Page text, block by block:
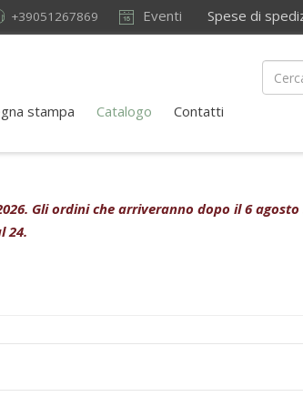
Eventi Spese di
+39051267869
stampa Catalogo Contatti
Gli ordini che arriveranno dopo il 6
24.